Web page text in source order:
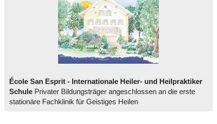
École San Esprit - Internationale Heiler- und Heilpraktiker
SchulePrivater Bildungsträger angeschlossen an die erste
stationäre Fachklinik für Geistiges Heilen